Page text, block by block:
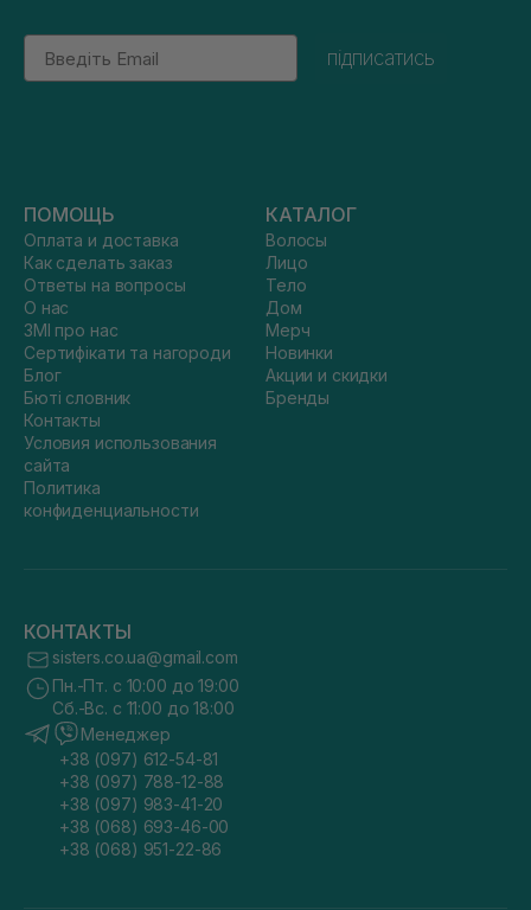
Email
підписатись
ПОМОЩЬ
Оплата и доставка
Как сделать заказ
Ответы на вопросы
О нас
ЗМІ про нас
Сертифікати та нагороди
Блог
Бюті словник
Контакты
Условия использования
сайта
Политика
конфиденциальности
КАТАЛОГ
Волосы
Лицо
Тело
Дом
Мерч
Новинки
Акции и скидки
Бренды
КОНТАКТЫ
sisters.co.ua@gmail.com
Пн.-Пт. с 10:00 до 19:00
Сб.-Вс. с 11:00 до 18:00
Менеджер
+38 (097) 612-54-81
+38 (097) 788-12-88
+38 (097) 983-41-20
+38 (068) 693-46-00
+38 (068) 951-22-86